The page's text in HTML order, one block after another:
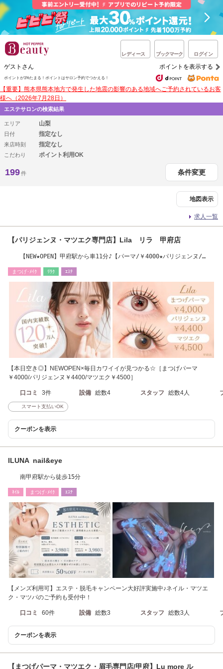
レディース ブックマーク ログイン
ゲストさん ポイントを表示する
ポイントが1%たまる！ ポイントはサロン予約でつかえる！
【重要】熊本県熊本地方で発生した地震の影響のある地域へご予約されているお客
様へ（2026年7月28日）
エステサロンの検索結果
エリア 山梨
日付 指定なし
来店時刻 指定なし
こだわり ポイント利用OK
199件 条件変更
地図表示
求人一覧
【パリジェンヌ・マツエク専門店】Lila リラ 甲府店
【NEW★OPEN】甲府駅から車11分♪【パーマ/￥4000★パリジェンヌ/
まつげ･ﾒｲｸ ﾘﾗｸ ｴｽﾃ
【本日空き◎】NEWOPEN×毎日カワイイが見つかる☆［まつげパーマ
￥4000/パリジェンヌ￥4400/マツエク￥4500］
口コミ 3件 設備 総数4 スタッフ 総数4人
スマート支払いOK
クーポンを表示
ILUNA nail&eye
南甲府駅から徒歩15分
ﾈｲﾙ まつげ･ﾒｲｸ ｴｽﾃ
【メンズ利用可】エステ・脱毛キャンペーン大好評実施中♪ネイル・マツエ
ク・マツパのご予約も受付中！
口コミ 60件 設備 総数3 スタッフ 総数3人
クーポンを表示
【まつげパーマ・マツエク・眉毛専門店/甲府】Lu more ル